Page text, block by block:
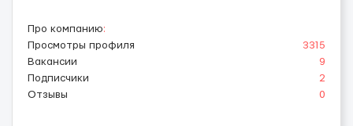
Про компанию:
Просмотры профиля
3315
Вакансии
9
Подписчики
2
Отзывы
0